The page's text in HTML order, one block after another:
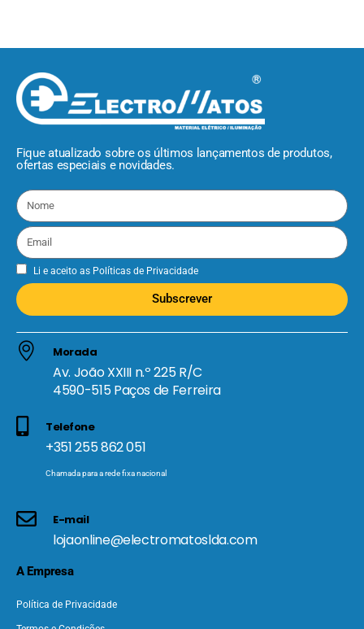
Fique atualizado sobre os últimos lançamentos de produtos,
ofertas especiais e novidades.
Li e aceito as Políticas de Privacidade
Subscrever
Morada
Av. João XXIII n.º 225 R/C
4590-515 Paços de Ferreira
Telefone
+351 255 862 051
Chamada para a rede fixa nacional
E-mail
lojaonline@electromatoslda.com
A Empresa
Política de Privacidade